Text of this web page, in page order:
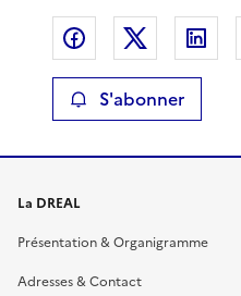
Partager surPartager
S'abonner
La DREAL
Présentation & Organigramme
Adresses & Contact